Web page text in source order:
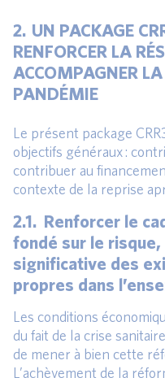
2. UN PACKAGE
RENFORCER LA
ACCOMPAGNER
PANDÉMIE
Le présent package
objectifs généraux :
contribuer au
contexte de la reprise
2.1. Renforcer le
fondé sur le
significative des
propres dans
Les conditions
du fait de la crise
de mener à bien cette
L’achèvement de la